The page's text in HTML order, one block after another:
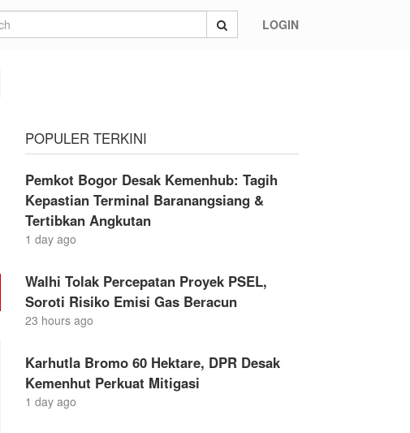
LOGIN
POPULER TERKINI
Pemkot Bogor Desak Kemenhub: Tagih
Kepastian Terminal Baranangsiang &
Tertibkan Angkutan
1 day ago
Walhi Tolak Percepatan Proyek PSEL,
Soroti Risiko Emisi Gas Beracun
23 hours ago
Karhutla Bromo 60 Hektare, DPR Desak
Kemenhut Perkuat Mitigasi
1 day ago